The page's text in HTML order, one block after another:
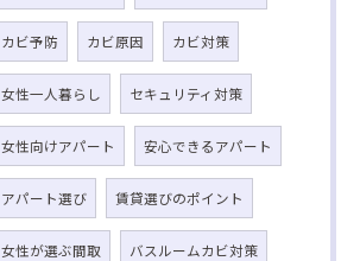
カビ予防 カビ原因 カビ対策
女性一人暮らし セキュリティ対策
女性向けアパート 安心できるアパート
アパート選び 賃貸選びのポイント
女性が選ぶ間取 バスルームカビ対策